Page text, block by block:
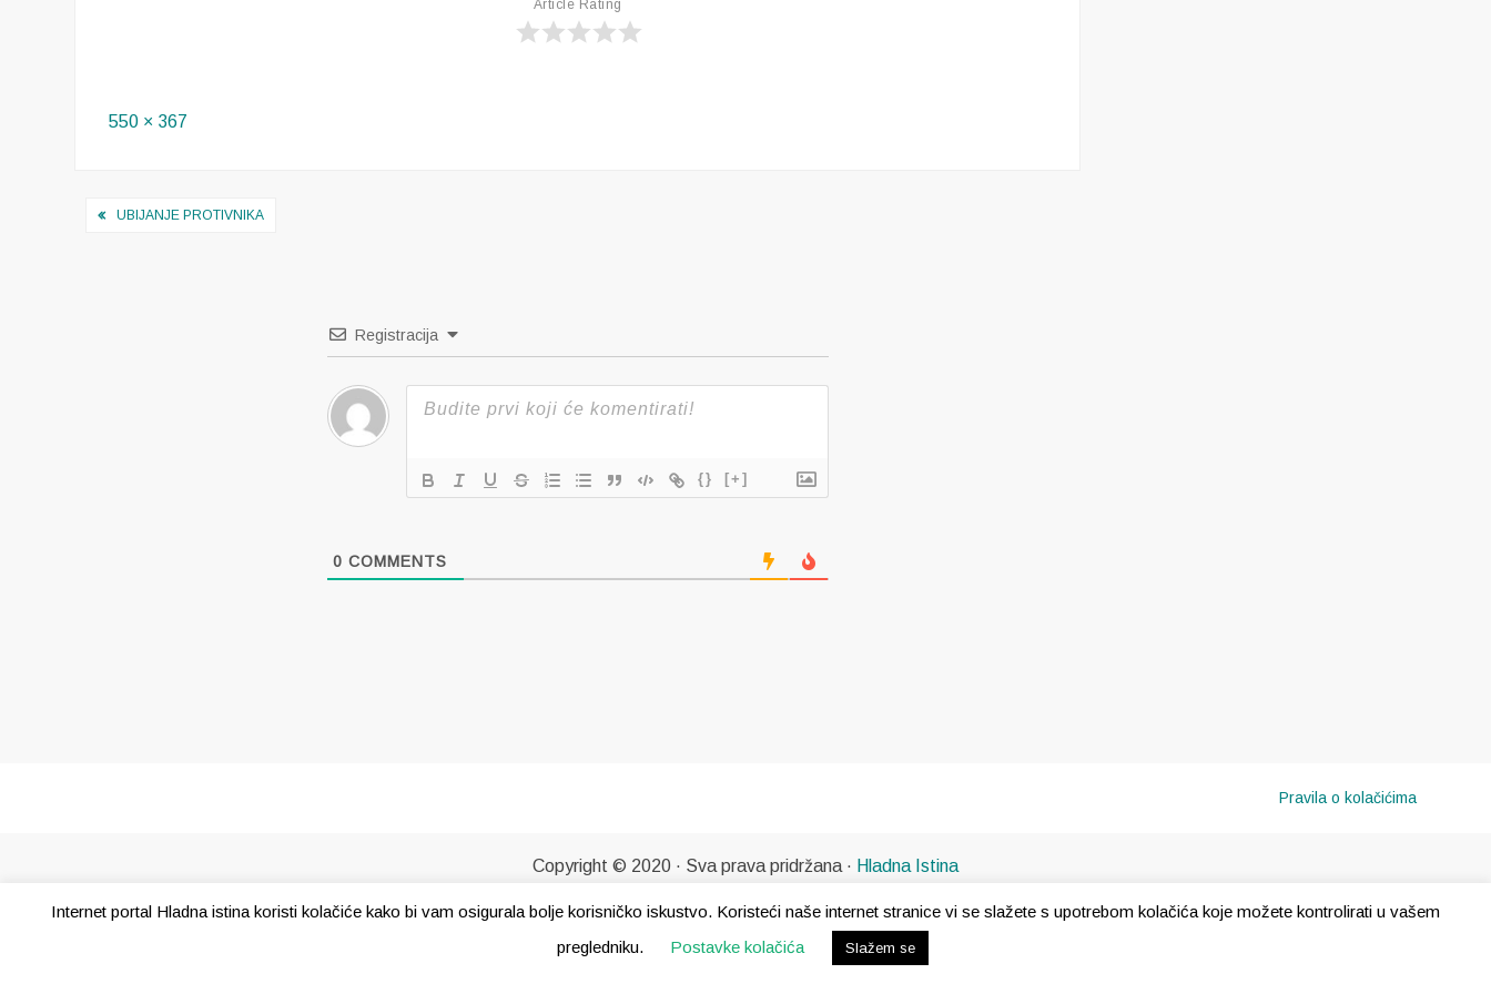
Article Rating
Full
550 × 367
Navigacija
UBIJANJE PROTIVNIKA
Registracija
{} [+]
0 COMMENTS
Pravila o kolačićima
Internet portal Hladna istina koristi kolačiće kako bi vam osigurala bolje korisničko iskustvo. Koristeći naše internet stranice vi se slažete s upotrebom kolačića koje možete kontrolirati u vašem
pregledniku.
Postavke kolačića Slažem se
Copyright © 2020 · Sva prava pridržana · Hladna Istina